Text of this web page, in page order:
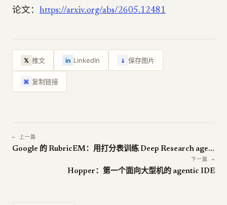
论文： https://arxiv.org/abs/2605.12481
𝕏 推文 in LinkedIn ↓ 保存图片
⌘ 复制链接
← 上一篇
Google 的 RubricEM：用打分表训练 Deep Research agent
下一篇 →
Hopper：第一个面向大型机的 agentic IDE